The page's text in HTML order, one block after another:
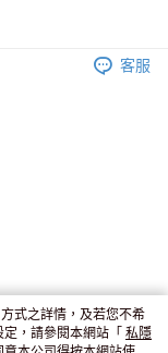
7天內取。逾期後
客服
式之詳情，及若您不希
，請參閱本網站「 私隱